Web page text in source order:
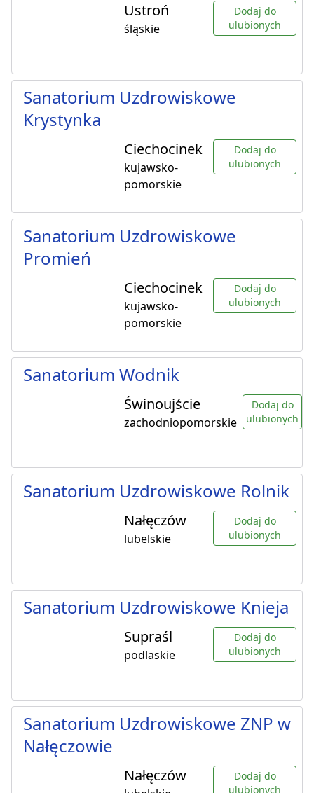
Ustroń
śląskie
Dodaj do
ulubionych
Sanatorium Uzdrowiskowe
Krystynka
Ciechocinek
kujawsko-
pomorskie
Dodaj do
ulubionych
Sanatorium Uzdrowiskowe
Promień
Ciechocinek
kujawsko-
pomorskie
Dodaj do
ulubionych
Sanatorium Wodnik
Świnoujście
zachodniopomorskie
Dodaj do
ulubionych
Sanatorium Uzdrowiskowe Rolnik
Nałęczów
lubelskie
Dodaj do
ulubionych
Sanatorium Uzdrowiskowe Knieja
Supraśl
podlaskie
Dodaj do
ulubionych
Sanatorium Uzdrowiskowe ZNP w
Nałęczowie
Nałęczów
Dodaj do
ulubionych